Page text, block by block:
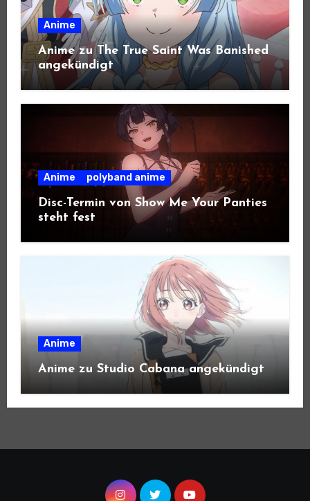
Anime
Anime zu The True Saint Was Banished
angekündigt
Anime polyband anime
Disc-Termin von Show Me Your Panties
steht fest
Anime
Anime zu Studio Cabana angekündigt